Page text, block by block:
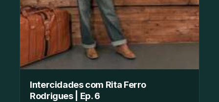
Intercidades com Rita Ferro
Rodrigues | Ep. 6